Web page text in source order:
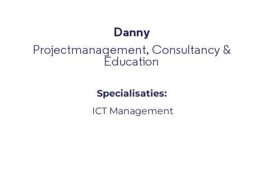
Danny
Projectmanagement, Consultancy &
Education
Specialisaties:
ICT Management